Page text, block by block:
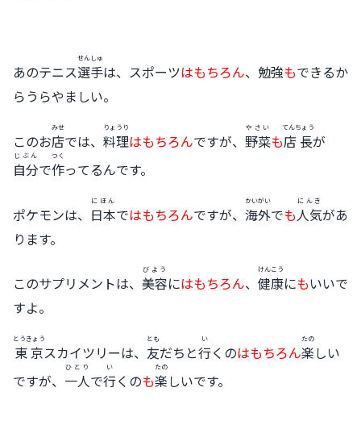
あのテニス選手
せんしゅ
は、スポーツはもちろん、勉強もできるか
らうらやましい。
このお店
みせ
では、 料理
りょうり
はもちろんですが、 野菜
やさい
も店長
てんちょう
が
自分
じぶん
で作
つく
ってるんです。
ポケモンは、 日本
にほん
ではもちろんですが、 海外
かいがい
でも人気
にんき
があ
ります。
このサプリメントは、 美容
びよう
にはもちろん、 健康
けんこう
にもいいで
すよ。
東京
とうきょう
スカイツリーは、 友
とも
だちと行
い
くのはもちろん楽
たの
しい
ですが、 一人
ひとり
で行
い
くのも楽
たの
しいです。